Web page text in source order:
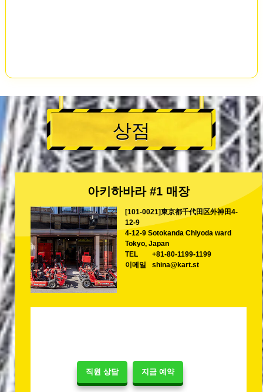
직원 상담 지금 예약
상점
아키하바라 #1 매장
[101-0021]東京都千代田区外神田4-
12-9
4-12-9 Sotokanda Chiyoda ward
Tokyo, Japan
TEL
+81-80-1199-1199
이메일
shina@kart.st